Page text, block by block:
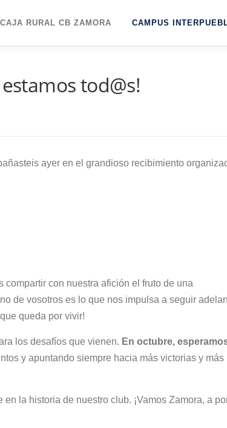
CAJA RURAL CB ZAMORA CAMPUS
tod@s!
ayer en el grandioso recibimiento
con nuestra afición el fruto de una
de vosotros es lo que nos impulsa a seguir
queda por vivir!
los desafíos que vienen. En octubre,
y apuntando siempre hacia más victorias y más
la historia de nuestro club. ¡Vamos Zamora, a